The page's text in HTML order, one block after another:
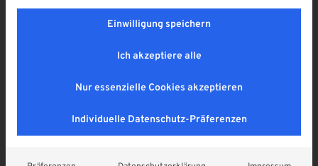
Lieferzeit: ca. 1 - 2 Wochen
SOMMER RABATT! (mur am 08. & 09.08.2026
Einwilligung speichern
Ich akzeptiere alle
Nur essenzielle Cookies akzeptieren
Individuelle Datenschutz-Präferenzen